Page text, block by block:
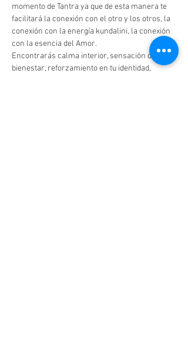
momento de Tantra ya que de esta manera te
facilitará la conexión con el otro y los otros, la
conexión con la energía kundalini, la conexión
con la esencia del Amor.
Encontrarás calma interior, sensación de
bienestar, reforzamiento en tu identidad,